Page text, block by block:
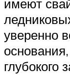
имеют
уверенно
глубокого